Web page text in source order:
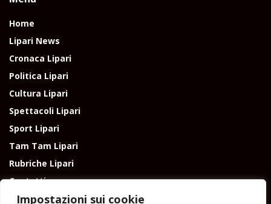
Impostazioni sui cookie
Home
Lipari News
Cronaca Lipari
Politica Lipari
Cultura Lipari
Spettacoli Lipari
Sport Lipari
Tam Tam Lipari
Rubriche Lipari
Contatti